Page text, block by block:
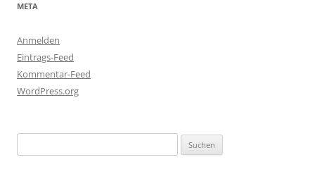
META
Anmelden
Eintrags-Feed
Kommentar-Feed
WordPress.org
nach: